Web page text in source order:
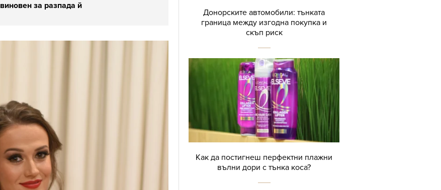
виновен за разпада й
Донорските автомобили: тънката
граница между изгодна покупка и
скъп риск
Как да постигнеш перфектни плажни
вълни дори с тънка коса?